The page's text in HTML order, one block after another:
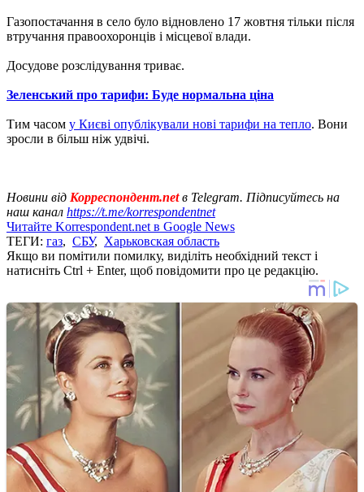
Газопостачання в село було відновлено 17 жовтня тільки після
втручання правоохоронців і місцевої влади.
Досудове розслідування триває.
Зеленський про тарифи: Буде нормальна ціна
Тим часом у Києві опублікували нові тарифи на тепло. Вони
зросли в більш ніж удвічі.
Новини від Корреспондент.netв Telegram. Підписуйтесь на
наш канал https://t.me/korrespondentnet
Читайте Korrespondent.net в Google News
ТЕГИ: газ, СБУ, Харьковская область
Якщо ви помітили помилку, виділіть необхідний текст і
натисніть Ctrl + Enter, щоб повідомити про це редакцію.